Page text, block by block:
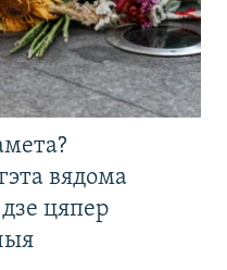
вядома
дзе цяпер